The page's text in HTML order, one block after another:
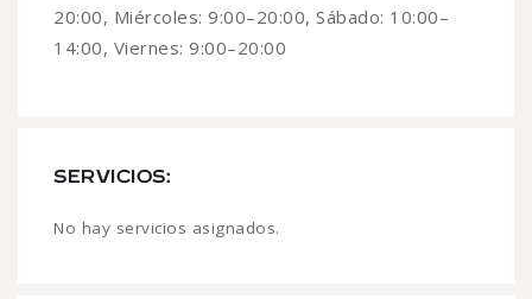
20:00, Miércoles: 9:00–20:00, Sábado: 10:00–
14:00, Viernes: 9:00–20:00
SERVICIOS:
No hay servicios asignados.